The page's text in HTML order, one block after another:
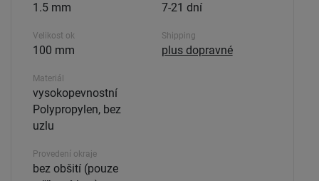
1.5 mm
Velikost ok
100 mm
Materiál
vysokopevnostní
Polypropylen, bez
uzlu
Provedení okraje
bez obšití (pouze
7-21 dní
Shipping
plus dopravné